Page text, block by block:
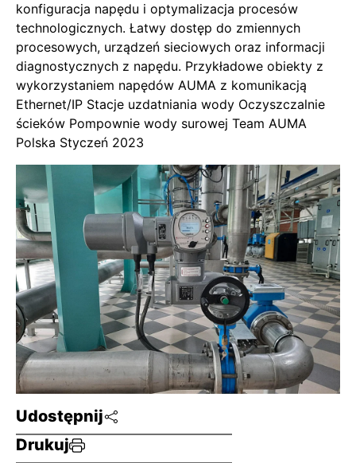
Udostępnij
Drukuj
konfiguracja napędu i optymalizacja procesów
technologicznych. Łatwy dostęp do zmiennych
procesowych, urządzeń sieciowych oraz informacji
diagnostycznych z napędu. Przykładowe obiekty z
wykorzystaniem napędów AUMA z komunikacją
Ethernet/IP Stacje uzdatniania wody Oczyszczalnie
ścieków Pompownie wody surowej Team AUMA
Polska Styczeń 2023